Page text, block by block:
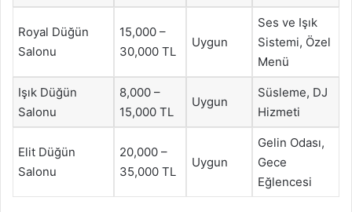
Royal Düğün
Salonu
15,000 –
30,000 TL
Uygun
Ses ve Işık
Sistemi, Özel
Menü
Işık Düğün
Salonu
8,000 –
15,000 TL
Uygun
Süsleme, DJ
Hizmeti
Elit Düğün
Salonu
20,000 –
35,000 TL
Uygun
Gelin Odası,
Gece
Eğlencesi